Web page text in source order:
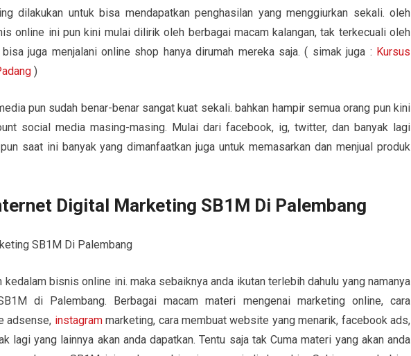
dilakukan untuk bisa mendapatkan penghasilan yang menggiurkan sekali. oleh
online ini pun kini mulai dilirik oleh berbagai macam kalangan, tak terkecuali oleh
juga menjalani online shop hanya dirumah mereka saja. ( simak juga : Kursus
)
pun sudah benar-benar sangat kuat sekali. bahkan hampir semua orang pun kini
social media masing-masing. Mulai dari facebook, ig, twitter, dan banyak lagi
saat ini banyak yang dimanfaatkan juga untuk memasarkan dan menjual produk
Digital Marketing SB1M Di Palembang
kedalam bisnis online ini. maka sebaiknya anda ikutan terlebih dahulu yang namanya
di Palembang. Berbagai macam materi mengenai marketing online, cara
adsense, instagrammarketing, cara membuat website yang menarik, facebook ads,
lagi yang lainnya akan anda dapatkan. Tentu saja tak Cuma materi yang akan anda